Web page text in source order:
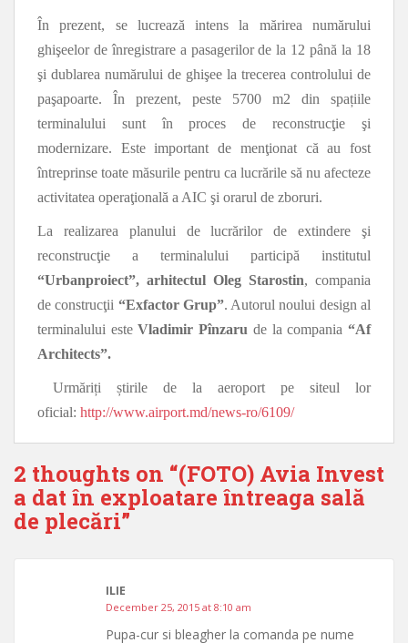
În prezent, se lucrează intens la mărirea numărului
ghişeelor de înregistrare a pasagerilor de la 12 până la 18
şi dublarea numărului de ghişee la trecerea controlului de
paşapoarte. În prezent, peste 5700 m2 din spațiile
terminalului sunt în proces de reconstrucţie şi
modernizare. Este important de menţionat că au fost
întreprinse toate măsurile pentru ca lucrările să nu afecteze
activitatea operaţională a AIC şi orarul de zboruri.
La realizarea planului de lucrărilor de extindere şi
reconstrucţie a terminalului participă institutul
“Urbanproiect”, arhitectul Oleg Starostin, compania
de construcţii “Exfactor Grup”. Autorul noului design al
terminalului esteVladimir Pînzaru de la compania“Af
Architects”.
Urmăriți știrile de la aeroport pe siteul lor
oficial: http://www.airport.md/news-ro/6109/
2 thoughts on “(FOTO) Avia Invest
a dat în exploatare întreaga sală
de plecări”
ILIE
December 25, 2015 at 8:10 am
Pupa-cur si bleagher la comanda pe nume